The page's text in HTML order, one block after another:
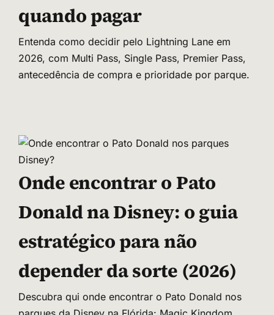
quando pagar
Entenda como decidir pelo Lightning Lane em
2026, com Multi Pass, Single Pass, Premier Pass,
antecedência de compra e prioridade por parque.
Onde encontrar o Pato
Donald na Disney: o guia
estratégico para não
depender da sorte (2026)
Descubra qui onde encontrar o Pato Donald nos